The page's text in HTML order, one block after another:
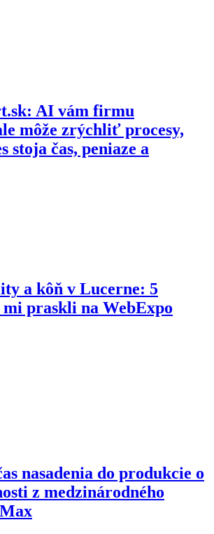
AI vám firmu
môže zrýchliť procesy,
stoja čas, peniaze a
a kôň v Lucerne: 5
praskli na WebExpo
nasadenia do produkcie o
z medzinárodného